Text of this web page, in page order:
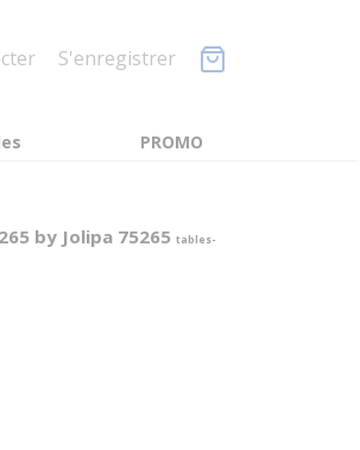
S'enregistrer
PROMO
by Jolipa 75265 tables-